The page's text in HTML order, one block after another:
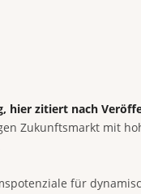
hier zitiert nach
Zukunftsmarkt mit
für